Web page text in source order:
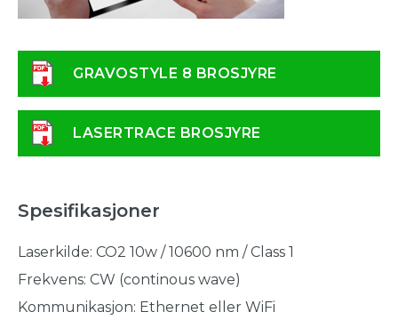
GRAVOSTYLE 8 BROSJYRE
LASERTRACE BROSJYRE
Spesifikasjoner
Laserkilde: CO2 10w / 10600 nm / Class 1
Frekvens: CW (continous wave)
Kommunikasjon: Ethernet eller WiFi